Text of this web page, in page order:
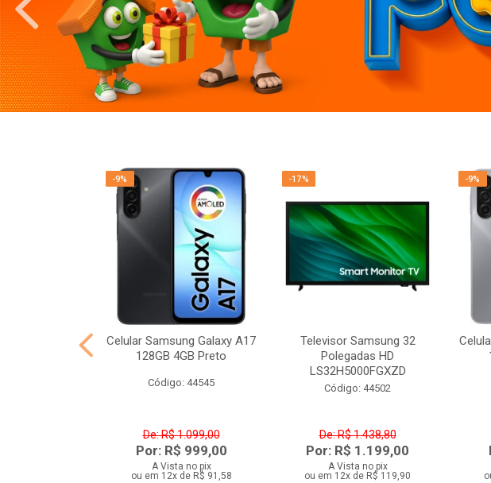
-9%
Celular Samsung Galaxy A17
128GB 4GB Preto
Código: 44545
De: R$ 1.099,00
Por: R$ 999,00
A Vista no pix
ou em 12x de R$ 91,58
-17%
Televisor Samsung 32
Polegadas HD
LS32H5000FGXZD
Código: 44502
De: R$ 1.438,80
Por: R$ 1.199,00
A Vista no pix
ou em 12x de R$ 119,90
-9%